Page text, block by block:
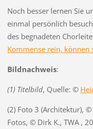
Noch besser lernen Sie
einmal persönlich
des begnadeten
Kommense rein, können
Bildnachweis:
(1) Titelbild, Quelle: ©
(2) Foto 3 (Architektur),
Fotos, © Dirk K., TWA ,